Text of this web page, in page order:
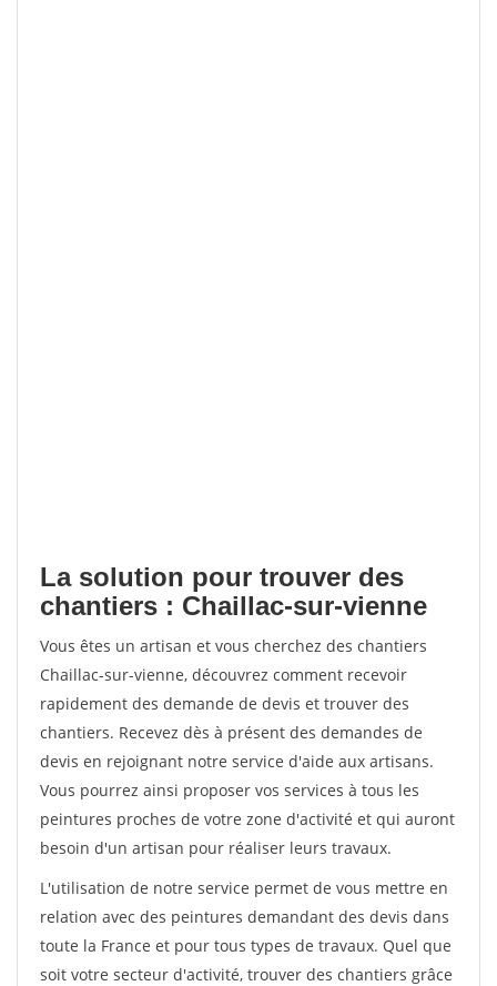
La solution pour trouver des
chantiers : Chaillac-sur-vienne
Vous êtes un artisan et vous cherchez des chantiers
Chaillac-sur-vienne, découvrez comment recevoir
rapidement des demande de devis et trouver des
chantiers. Recevez dès à présent des demandes de
devis en rejoignant notre service d'aide aux artisans.
Vous pourrez ainsi proposer vos services à tous les
peintures proches de votre zone d'activité et qui auront
besoin d'un artisan pour réaliser leurs travaux.
L'utilisation de notre service permet de vous mettre en
relation avec des peintures demandant des devis dans
toute la France et pour tous types de travaux. Quel que
soit votre secteur d'activité, trouver des chantiers grâce